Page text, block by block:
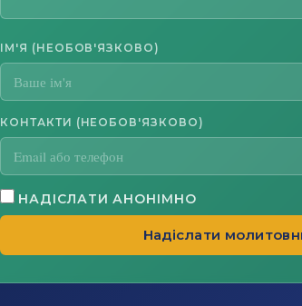
ІМ'Я (НЕОБОВ'ЯЗКОВО)
КОНТАКТИ (НЕОБОВ'ЯЗКОВО)
НАДІСЛАТИ АНОНІМНО
Надіслати